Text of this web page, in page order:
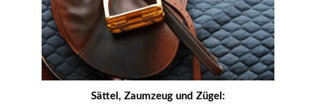
Sättel, Zaumzeug und Zügel: